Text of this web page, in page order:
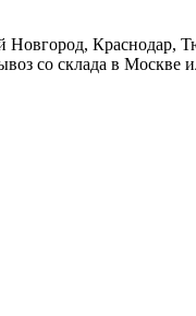
Краснодар,
со склада в Москве